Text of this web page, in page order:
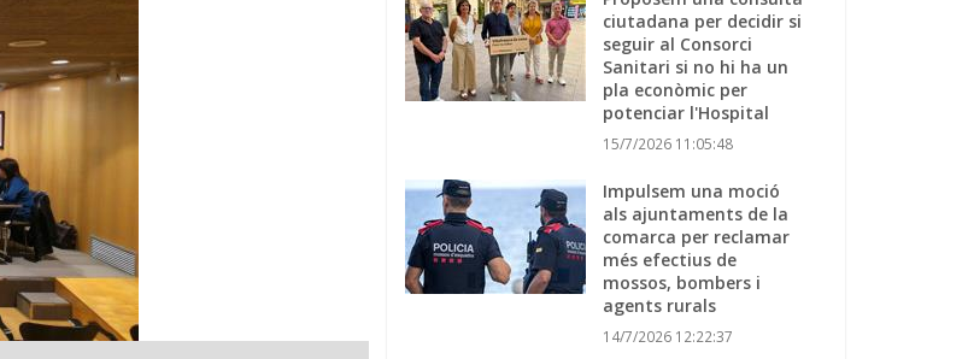
ciutadana per decidir si
seguir al Consorci
Sanitari si no hi ha un
pla econòmic per
potenciar l'Hospital
15/7/2026 11:05:48
Impulsem una moció
als ajuntaments de la
comarca per reclamar
més efectius de
mossos, bombers i
agents rurals
14/7/2026 12:22:37